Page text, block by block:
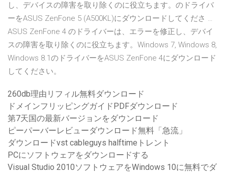
し、デバイスの障害を取り除くのに役立ちます。のドライバ
ーをASUS ZenFone 5 (A500KL)にダウンロードしてくださ …
ASUS ZenFone 4 のドライバーは、エラーを修正し、デバイ
スの障害を取り除くのに役立ちます。Windows 7, Windows 8,
Windows 8.1のドライバーをASUS ZenFone 4にダウンロード
してください。
260db理由リフィル無料ダウンロード
ドメインフリッピングガイドPDFダウンロード
第7天国の最新バージョンをダウンロード
ピーパーバーレビューダウンロード無料「急流」
ダウンロードvst cableguys halftimeトレント
PCにソフトウェアをダウンロードする
Visual Studio 2010ソフトウェアをWindows 10に無料でダ